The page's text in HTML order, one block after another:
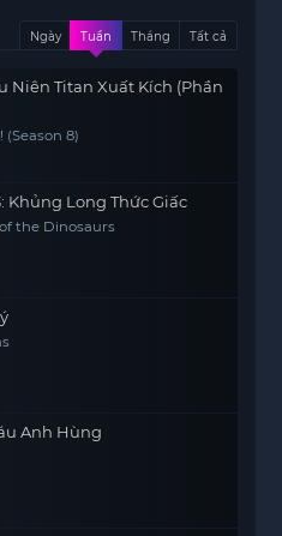
Ngày Tuần Tháng Tất cả
Niên Titan Xuất Kích (Phần
(Season 8)
Khủng Long Thức Giấc
the Dinosaurs
Anh Hùng